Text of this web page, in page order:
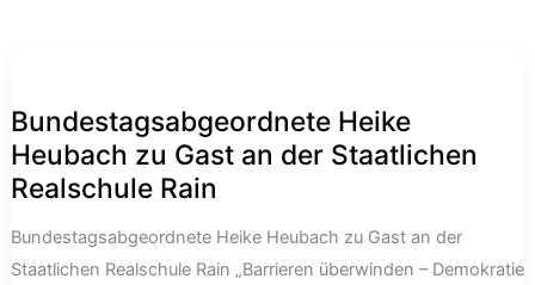
Bundestagsabgeordnete Heike
Heubach zu Gast an der Staatlichen
Realschule Rain
Bundestagsabgeordnete Heike Heubach zu Gast an der
Staatlichen Realschule Rain „Barrieren überwinden – Demokratie